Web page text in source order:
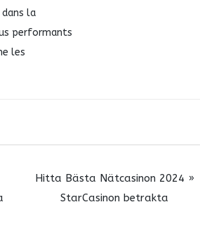
la
performants
les
Hitta Bästa Nätcasinon 2024 »
StarCasinon betrakta